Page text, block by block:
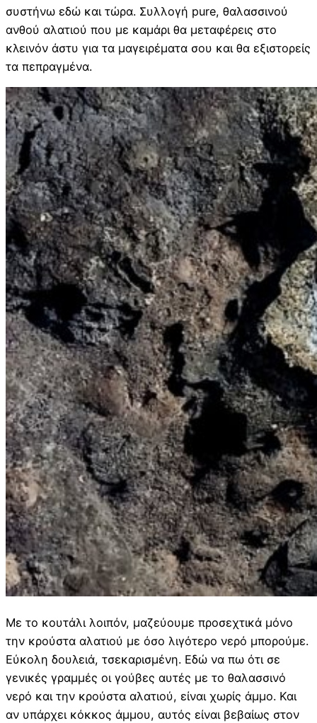
συστήνω εδώ και τώρα. Συλλογή pure, θαλασσινού
ανθού αλατιού που με καμάρι θα μεταφέρεις στο
κλεινόν άστυ για τα μαγειρέματα σου και θα εξιστορείς
τα πεπραγμένα.
Με το κουτάλι λοιπόν, μαζεύουμε προσεχτικά μόνο
την κρούστα αλατιού με όσο λιγότερο νερό μπορούμε.
Εύκολη δουλειά, τσεκαρισμένη. Εδώ να πω ότι σε
γενικές γραμμές οι γούβες αυτές με το θαλασσινό
νερό και την κρούστα αλατιού, είναι χωρίς άμμο. Και
αν υπάρχει κόκκος άμμου, αυτός είναι βεβαίως στον